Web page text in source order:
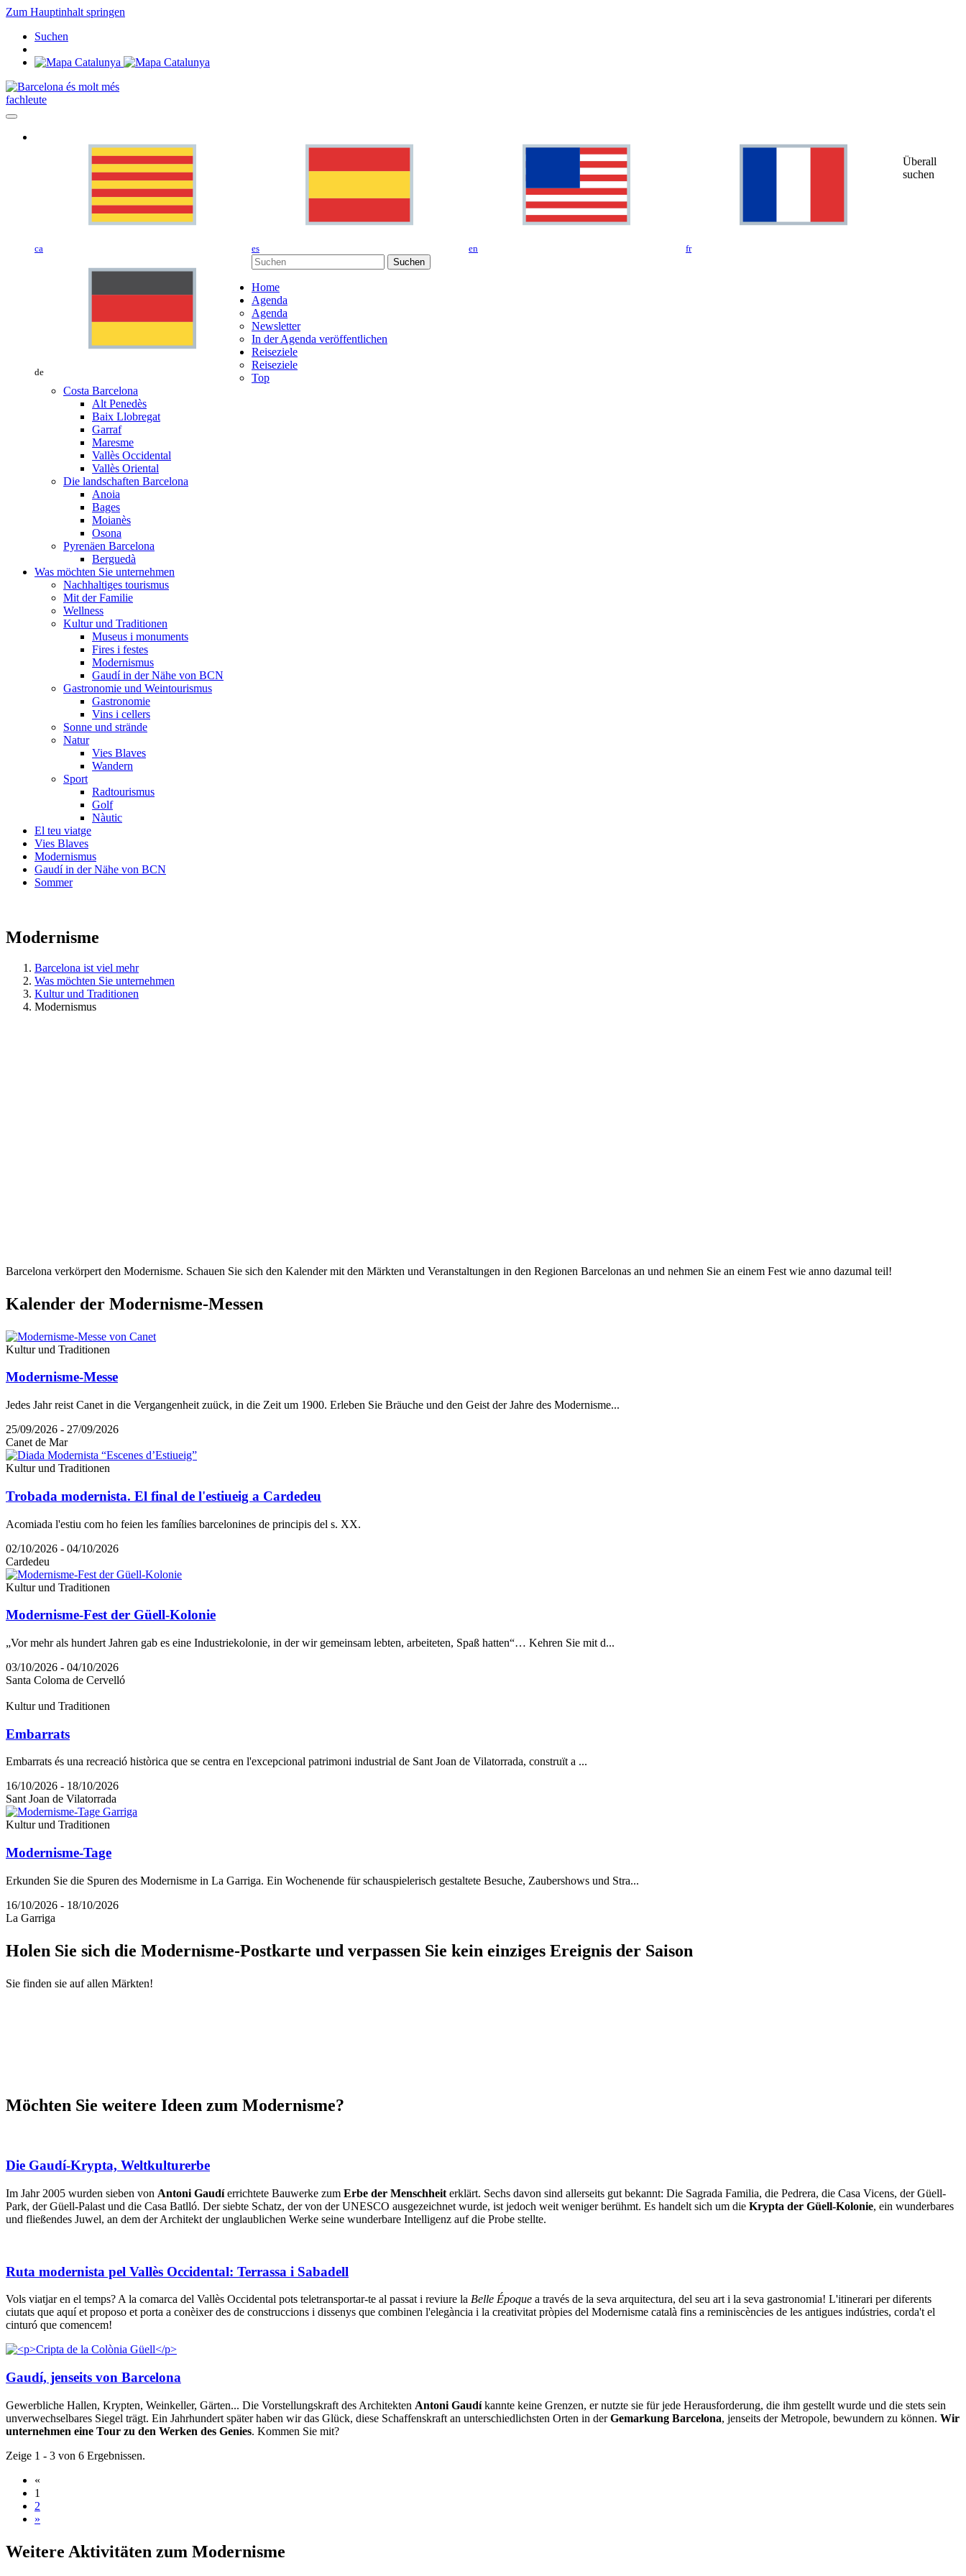
Zum Hauptinhalt springen
Suchen
fachleute
ca es en fr
de
Überall
suchen
Suchen
Home
Agenda
Agenda
Newsletter
In der Agenda veröffentlichen
Reiseziele
Reiseziele
Top
Costa Barcelona
Alt Penedès
Baix Llobregat
Garraf
Maresme
Vallès Occidental
Vallès Oriental
Die landschaften Barcelona
Anoia
Bages
Moianès
Osona
Pyrenäen Barcelona
Berguedà
Was möchten Sie unternehmen
Nachhaltiges tourismus
Mit der Familie
Wellness
Kultur und Traditionen
Museus i monuments
Fires i festes
Modernismus
Gaudí in der Nähe von BCN
Gastronomie und Weintourismus
Gastronomie
Vins i cellers
Sonne und strände
Natur
Vies Blaves
Wandern
Sport
Radtourismus
Golf
Nàutic
El teu viatge
Vies Blaves
Modernismus
Gaudí in der Nähe von BCN
Sommer
Modernisme
Barcelona ist viel mehr
Was möchten Sie unternehmen
Kultur und Traditionen
Modernismus
Barcelona verkörpert den Modernisme. Schauen Sie sich den Kalender mit den Märkten und Veranstaltungen in den Regionen Barcelonas an und nehmen Sie an einem Fest wie anno dazumal teil!
Kalender der Modernisme-Messen
Kultur und Traditionen
Modernisme-Messe
Jedes Jahr reist Canet in die Vergangenheit zuück, in die Zeit um 1900. Erleben Sie Bräuche und den Geist der Jahre des Modernisme...
25/09/2026 - 27/09/2026
Canet de Mar
Kultur und Traditionen
Trobada modernista. El final de l'estiueig a Cardedeu
Acomiada l'estiu com ho feien les famílies barcelonines de principis del s. XX.
02/10/2026 - 04/10/2026
Cardedeu
Kultur und Traditionen
Modernisme-Fest der Güell-Kolonie
„Vor mehr als hundert Jahren gab es eine Industriekolonie, in der wir gemeinsam lebten, arbeiteten, Spaß hatten“… Kehren Sie mit d...
03/10/2026 - 04/10/2026
Santa Coloma de Cervelló
Kultur und Traditionen
Embarrats
Embarrats és una recreació històrica que se centra en l'excepcional patrimoni industrial de Sant Joan de Vilatorrada, construït a ...
16/10/2026 - 18/10/2026
Sant Joan de Vilatorrada
Kultur und Traditionen
Modernisme-Tage
Erkunden Sie die Spuren des Modernisme in La Garriga. Ein Wochenende für schauspielerisch gestaltete Besuche, Zaubershows und Stra...
16/10/2026 - 18/10/2026
La Garriga
Holen Sie sich die Modernisme-Postkarte und verpassen Sie kein einziges Ereignis der Saison
Sie finden sie auf allen Märkten!
Möchten Sie weitere Ideen zum Modernisme?
Die Gaudí-Krypta, Weltkulturerbe
Im Jahr 2005 wurden sieben von Antoni Gaudíerrichtete Bauwerke zum Erbe der Menschheit erklärt. Sechs davon sind allerseits gut bekannt: Die Sagrada Familia, die Pedrera, die Casa Vicens, der Güell-
Park, der Güell-Palast und die Casa Batlló. Der siebte Schatz, der von der UNESCO ausgezeichnet wurde, ist jedoch weit weniger berühmt. Es handelt sich um die Krypta der Güell-Kolonie, ein wunderbares
und fließendes Juwel, an dem der Architekt der unglaublichen Werke seine wunderbare Intelligenz auf die Probe stellte.
Ruta modernista pel Vallès Occidental: Terrassa i Sabadell
Vols viatjar en el temps? A la comarca del Vallès Occidental pots teletransportar-te al passat i reviure la Belle Époque a través de la seva arquitectura, del seu art i la seva gastronomia! L'itinerari per diferents
ciutats que aquí et proposo et porta a conèixer des de construccions i dissenys que combinen l'elegància i la creativitat pròpies del Modernisme català fins a reminiscències de les antigues indústries, corda't el
cinturó que comencem!
Gaudí, jenseits von Barcelona
Gewerbliche Hallen, Krypten, Weinkeller, Gärten... Die Vorstellungskraft des Architekten Antoni Gaudíkannte keine Grenzen, er nutzte sie für jede Herausforderung, die ihm gestellt wurde und die stets sein
unverwechselbares Siegel trägt. Ein Jahrhundert später haben wir das Glück, diese Schaffenskraft an unterschiedlichsten Orten in derGemarkung Barcelona, jenseits der Metropole, bewundern zu können. Wir
unternehmen eine Tour zu den Werken des Genies. Kommen Sie mit?
Zeige 1 - 3 von 6 Ergebnissen.
«
1
2
»
Weitere Aktivitäten zum Modernisme